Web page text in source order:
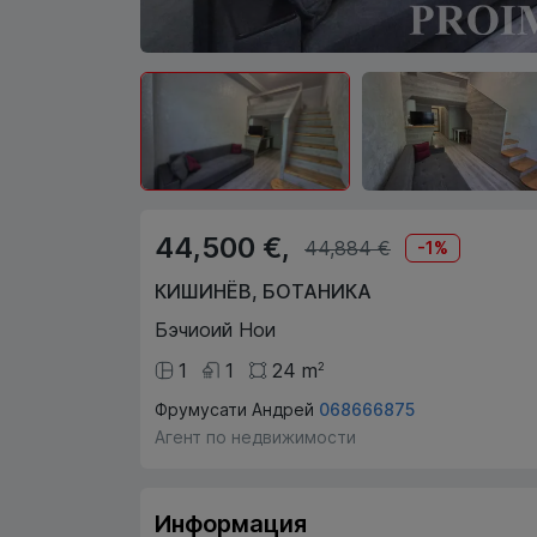
44,500 €, 44,884 € -1%
КИШИНЁВ, БОТАНИКА
Бэчиоий Нои
1
1 24 m2
Фрумусати Андрей 068666875
Агент по недвижимости
Информация